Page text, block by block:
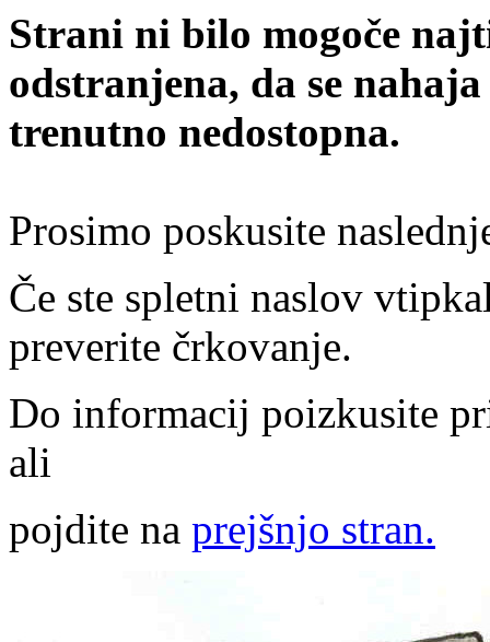
Strani ni bilo mogoče
odstranjena, da se
trenutno nedostopna.
Prosimo poskusite
Če ste spletni naslov
preverite črkovanje.
Do informacij poizkusite
ali
pojdite na prejšnjo stran.